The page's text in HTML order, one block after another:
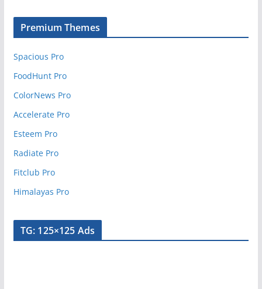
Premium Themes
Spacious Pro
FoodHunt Pro
ColorNews Pro
Accelerate Pro
Esteem Pro
Radiate Pro
Fitclub Pro
Himalayas Pro
TG: 125×125 Ads